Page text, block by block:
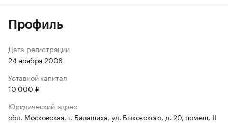
Профиль
Дата регистрации
24 ноября 2006
Уставной капитал
10 000 ₽
Юридический адрес
обл. Московская, г. Балашиха, ул. Быковского, д. 20, помещ. II